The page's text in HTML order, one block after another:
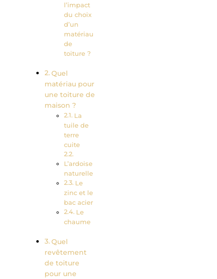
l’impact
du choix
d’un
matériau
de
toiture ?
Quel
matériau pour
une toiture de
maison ?
La
tuile de
terre
cuite
L’ardoise
naturelle
Le
zinc et le
bac acier
Le
chaume
Quel
revêtement
de toiture
pour une